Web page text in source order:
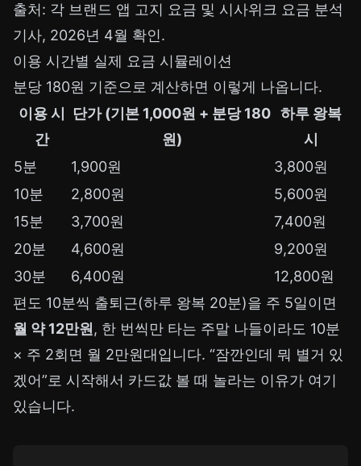
출처: 각 브랜드 앱 고지 요금 및 시사위크 요금 분석
기사, 2026년 4월 확인.
이용 시간별 실제 요금 시뮬레이션
분당 180원 기준으로 계산하면 이렇게 나옵니다.
이용 시
간
단가 (기본 1,000원 + 분당 180
원)
하루 왕복
시
5분
1,900원
3,800원
10분
2,800원
5,600원
15분
3,700원
7,400원
20분
4,600원
9,200원
30분
6,400원
12,800원
편도 10분씩 출퇴근(하루 왕복 20분)을 주 5일이면
월 약 12만원, 한 번씩만 타는 주말 나들이라도 10분
× 주 2회면 월 2만원대입니다. “잠깐인데 뭐 별거 있
겠어”로 시작해서 카드값 볼 때 놀라는 이유가 여기
있습니다.